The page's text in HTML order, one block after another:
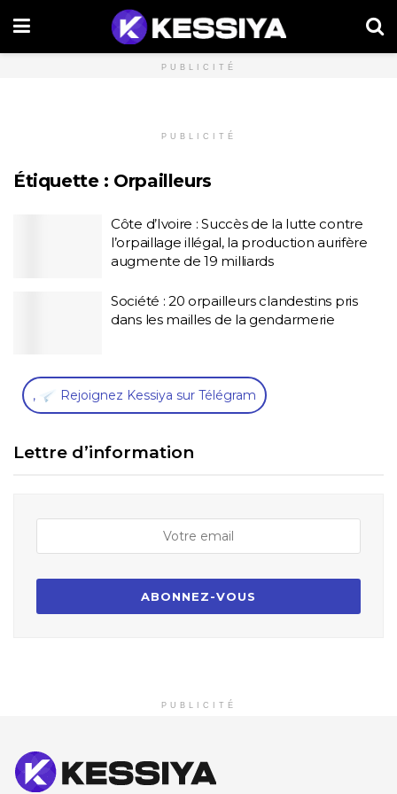
PUBLICITÉ
PUBLICITÉ
Étiquette : Orpailleurs
Côte d’Ivoire : Succès de la lutte contre
l’orpaillage illégal, la production aurifère
augmente de 19 milliards
Société : 20 orpailleurs clandestins pris
dans les mailles de la gendarmerie
, Rejoignez Kessiya sur Télégram
Lettre d’information
PUBLICITÉ